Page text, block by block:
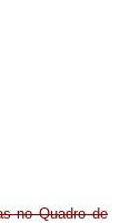
no Quadro de